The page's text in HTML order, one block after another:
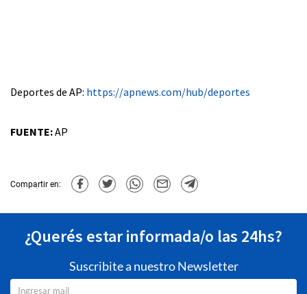
Deportes de AP: https://apnews.com/hub/deportes
FUENTE:AP
Compartir en:
¿Querés estar informada/o las 24hs?
Suscribite a nuestro Newsletter